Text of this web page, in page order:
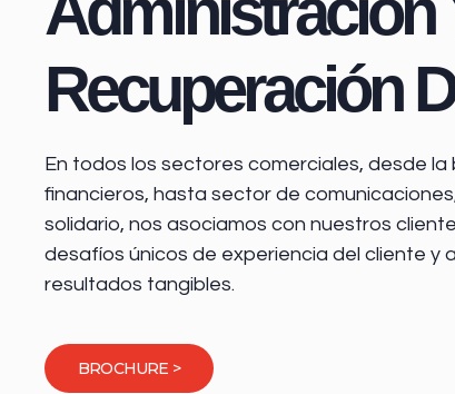
Recuperación
En todos los sectores comerciales, desde la
financieros, hasta sector de
solidario, nos asociamos con nuestros
desafíos únicos de experiencia del cliente y
resultados tangibles.
BROCHURE >